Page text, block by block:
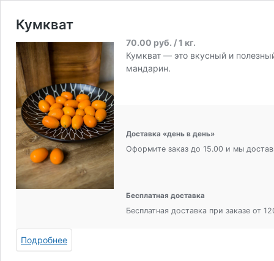
Кумкват
70.00 руб. / 1 кг.
Кумкват — это вкусный и
мандарин.
Доставка «день в день»
Оформите заказ до 15.00 и мы
Бесплатная доставка
Бесплатная доставка при заказе от
Подробнее